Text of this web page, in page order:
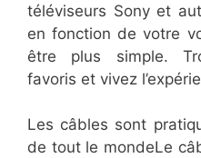
téléviseurs Sony et
en fonction de votre
être plus simple.
favoris et vivez
Les câbles sont
de tout le mondeLe